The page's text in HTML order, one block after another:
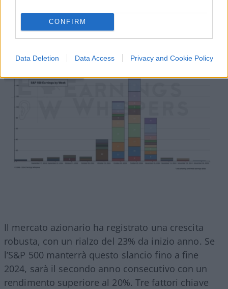
CONFIRM
Data Deletion Data Access Privacy and Cookie Policy
direzione dei mercati.
Il mercato azionario ha registrato una crescita
robusta, con un rialzo del 23% da inizio anno. Se
l’S&P 500 manterrà questo slancio fino a fine
2024, sarà il secondo anno consecutivo con un
rendimento superiore al 20%. Tre fattori chiave